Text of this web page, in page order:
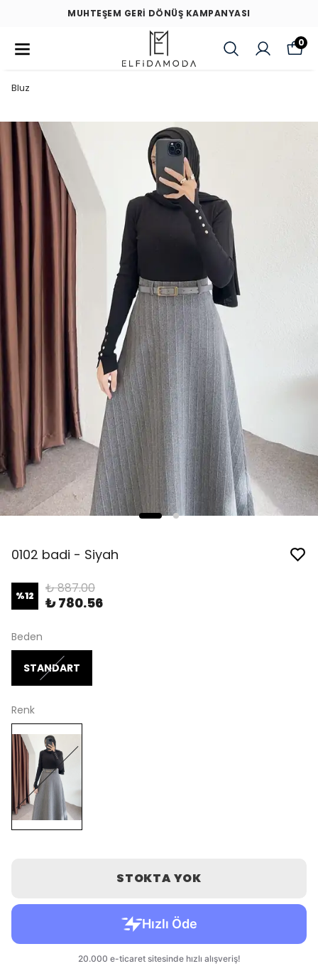
MUHTEŞEM GERİ DÖNÜŞ KAMPANYASI
0
Bluz
0102 badi - Siyah
%12 ₺ 887.00
₺ 780.56
Beden
STANDART
Renk
STOKTA YOK